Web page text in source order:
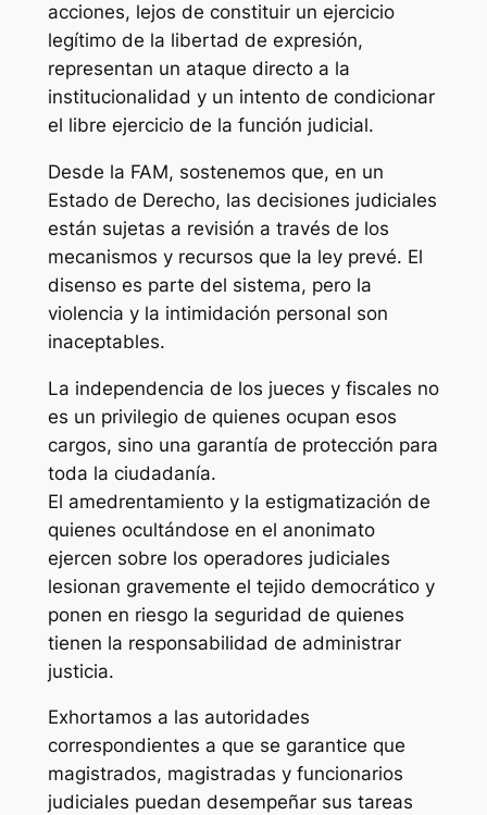
acciones, lejos de constituir un ejercicio
legítimo de la libertad de expresión,
representan un ataque directo a la
institucionalidad y un intento de condicionar
el libre ejercicio de la función judicial.
Desde la FAM, sostenemos que, en un
Estado de Derecho, las decisiones judiciales
están sujetas a revisión a través de los
mecanismos y recursos que la ley prevé. El
disenso es parte del sistema, pero la
violencia y la intimidación personal son
inaceptables.
La independencia de los jueces y fiscales no
es un privilegio de quienes ocupan esos
cargos, sino una garantía de protección para
toda la ciudadanía.
El amedrentamiento y la estigmatización de
quienes ocultándose en el anonimato
ejercen sobre los operadores judiciales
lesionan gravemente el tejido democrático y
ponen en riesgo la seguridad de quienes
tienen la responsabilidad de administrar
justicia.
Exhortamos a las autoridades
correspondientes a que se garantice que
magistrados, magistradas y funcionarios
judiciales puedan desempeñar sus tareas